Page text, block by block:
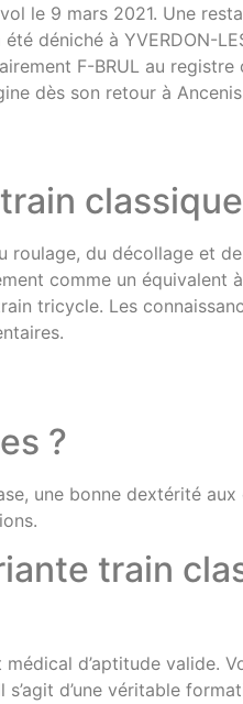
le 9 mars 2021. Une
déniché à YVERDON-
F-BRUL au
dès son retour à
du décollage et
comme un équivalent
tricycle. Les
?
une bonne dextérité
train
d’aptitude valide.
d’une véritable